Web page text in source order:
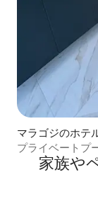
マラゴジのホテ
プライベートプ
家族や